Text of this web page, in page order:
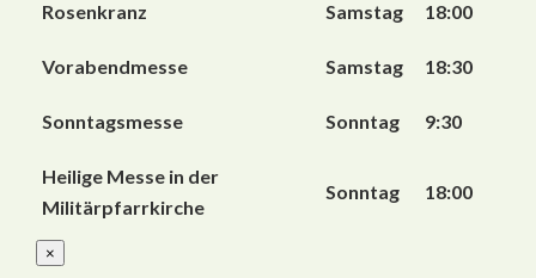
Rosenkranz Samstag 18:00
Vorabendmesse Samstag 18:30
Sonntagsmesse Sonntag 9:30
Heilige Messe in der
Militärpfarrkirche
Sonntag 18:00
×